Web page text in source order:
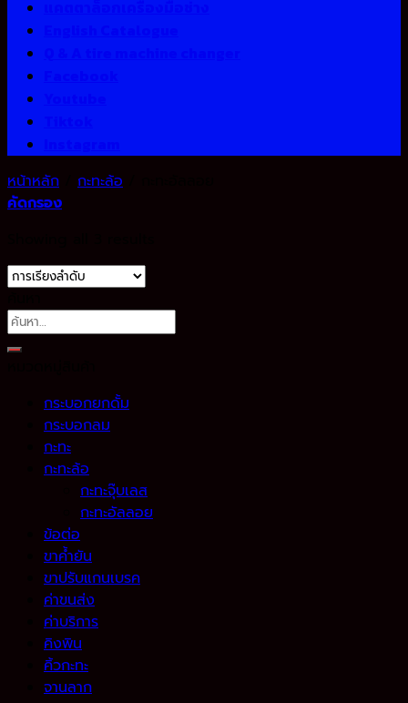
หน้าหลัก
กะทะล้อ
คัดกรอง
ค้นหา:
กระบอกยกดั้ม
กระบอกลม
กะทะ
กะทะล้อ
กะทะจุ๊บเลส
กะทะอัลลอย
ข้อต่อ
ขาค้ำยัน
ขาปรับแกนเบรค
ค่าขนส่ง
ค่าบริการ
คิงพิน
คิ้วกะทะ
จานลาก